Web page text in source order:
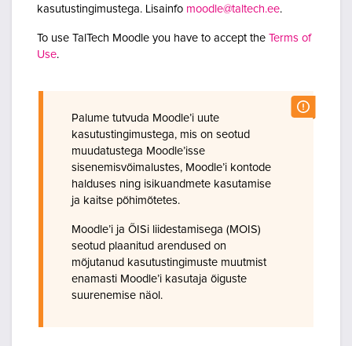
kasutustingimustega. Lisainfo moodle@taltech.ee.
To use TalTech Moodle you have to accept the Terms of
Use.
Palume tutvuda Moodle’i uute
kasutustingimustega, mis on seotud
muudatustega Moodle’isse
sisenemisvõimalustes, Moodle’i kontode
halduses ning isikuandmete kasutamise
ja kaitse põhimõtetes.
Moodle’i ja ÕISi liidestamisega (MOIS)
seotud plaanitud arendused on
mõjutanud kasutustingimuste muutmist
enamasti Moodle’i kasutaja õiguste
suurenemise näol.